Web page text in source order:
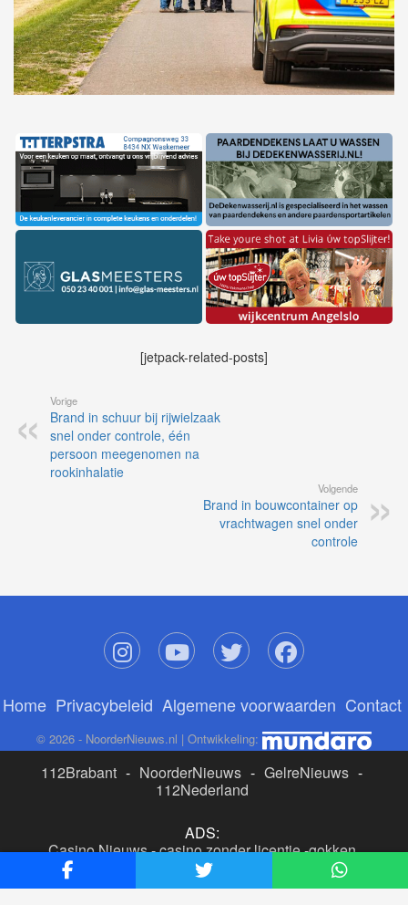
[jetpack-related-posts]
Vorige
Brand in schuur bij rijwielzaak
snel onder controle, één
persoon meegenomen na
rookinhalatie
Volgende
Brand in bouwcontainer op
vrachtwagen snel onder
controle
Home Privacybeleid Algemene voorwaarden Contact
© 2026 - NoorderNieuws.nl | Ontwikkeling:
112Brabant - NoorderNieuws - GelreNieuws -
112Nederland
ADS:
Casino Nieuws-casino zonder licentie-gokken
buitenlandse site
beste online casino nederland